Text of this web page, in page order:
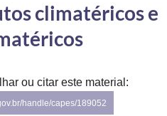
climatéricos e
ou citar este material:
handle/capes/189052